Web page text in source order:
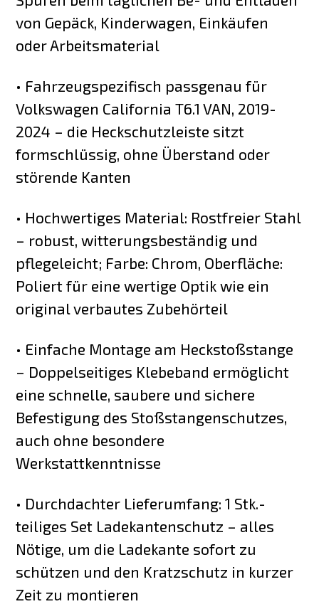
von Gepäck, Kinderwagen, Einkäufen
oder Arbeitsmaterial
• Fahrzeugspezifisch passgenau für
Volkswagen California T6.1 VAN, 2019-
2024 – die Heckschutzleiste sitzt
formschlüssig, ohne Überstand oder
störende Kanten
• Hochwertiges Material: Rostfreier Stahl
– robust, witterungsbeständig und
pflegeleicht; Farbe: Chrom, Oberfläche:
Poliert für eine wertige Optik wie ein
original verbautes Zubehörteil
• Einfache Montage am Heckstoßstange
– Doppelseitiges Klebeband ermöglicht
eine schnelle, saubere und sichere
Befestigung des Stoßstangenschutzes,
auch ohne besondere
Werkstattkenntnisse
• Durchdachter Lieferumfang: 1 Stk.-
teiliges Set Ladekantenschutz – alles
Nötige, um die Ladekante sofort zu
schützen und den Kratzschutz in kurzer
Zeit zu montieren